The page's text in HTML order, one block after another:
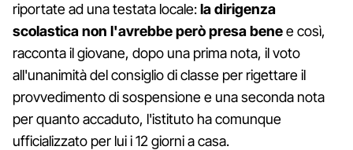
riportate ad una testata locale:la dirigenza
scolastica non l'avrebbe però presa benee così,
racconta il giovane, dopo una prima nota, il voto
all'unanimità del consiglio di classe per rigettare il
provvedimento di sospensione e una seconda nota
per quanto accaduto, l'istituto ha comunque
ufficializzato per lui i 12 giorni a casa.